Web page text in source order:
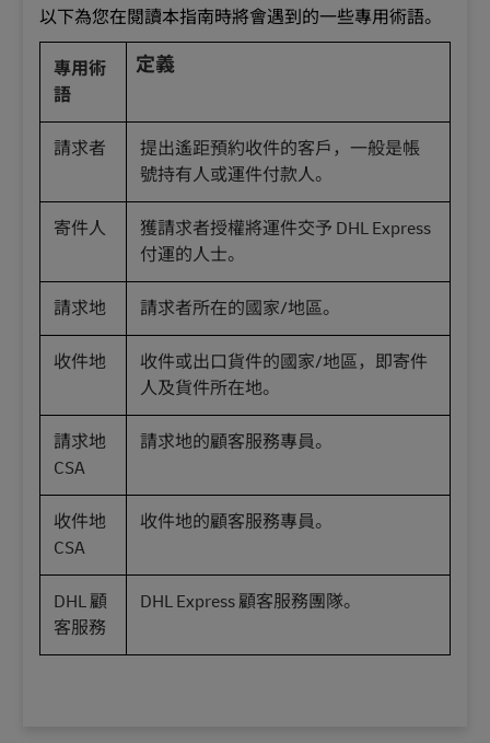
以下為您在閱讀本指南時將會遇到的一些專用術語。
專用術
語
定義
請求者
提出遙距預約收件的客戶，一般是帳
號持有人或運件付款人。
寄件人
獲請求者授權將運件交予 DHL Express
付運的人士。
請求地 請求者所在的國家/地區。
收件地
收件或出口貨件的國家/地區，即寄件
人及貨件所在地。
請求地
CSA
請求地的顧客服務專員。
收件地
CSA
收件地的顧客服務專員。
DHL 顧
客服務
DHL Express 顧客服務團隊。